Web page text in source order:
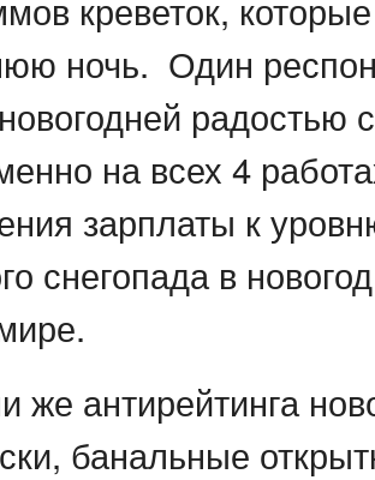
ночь. Один
радостью
на всех 4
зарплаты к
снегопада в
же антирейтинга
банальные